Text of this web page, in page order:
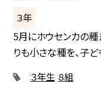
３年
5月にホウセンカの種
りも小さな種を、子
３年生 ８組